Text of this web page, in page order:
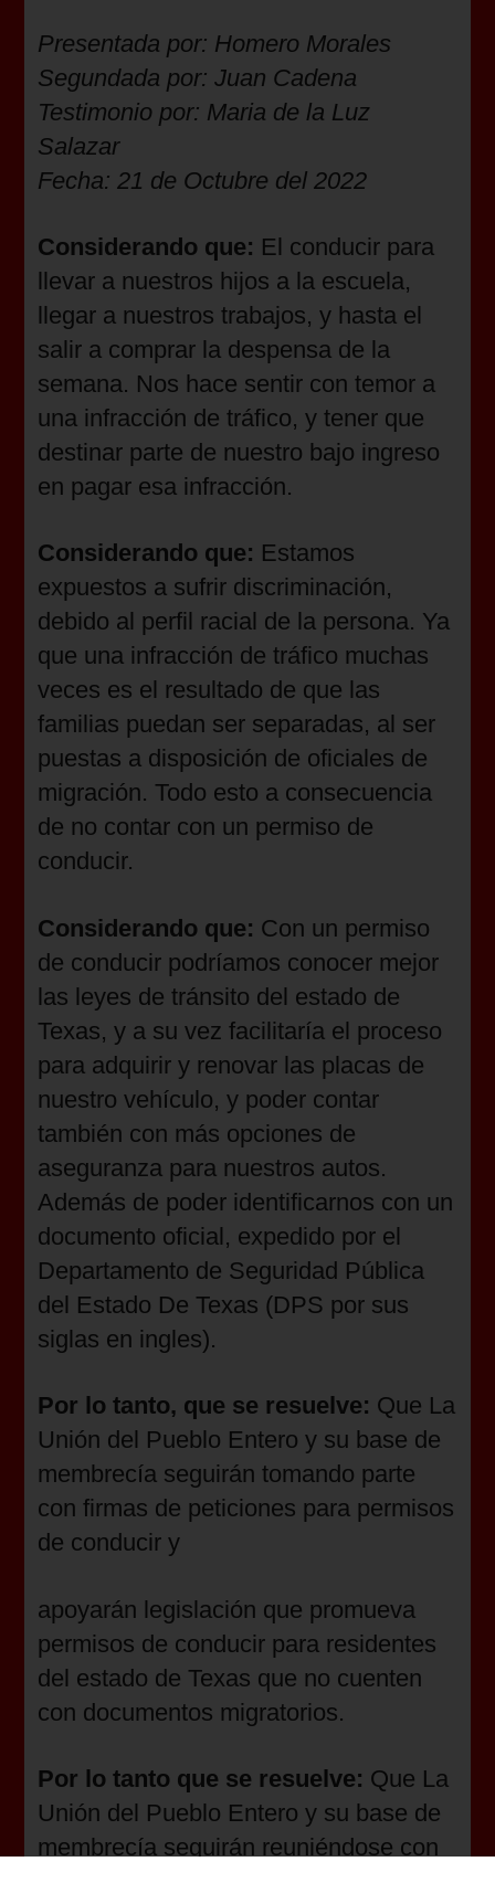
Presentada por: Homero Morales
Segundada por: Juan Cadena
Testimonio por: Maria de la Luz
Salazar
Fecha: 21 de Octubre del 2022
Considerando que: El conducir para
llevar a nuestros hijos a la escuela,
llegar a nuestros trabajos, y hasta el
salir a comprar la despensa de la
semana. Nos hace sentir con temor a
una infracción de tráfico, y tener que
destinar parte de nuestro bajo ingreso
en pagar esa infracción.
Considerando que: Estamos
expuestos a sufrir discriminación,
debido al perfil racial de la persona. Ya
que una infracción de tráfico muchas
veces es el resultado de que las
familias puedan ser separadas, al ser
puestas a disposición de oficiales de
migración. Todo esto a consecuencia
de no contar con un permiso de
conducir.
Considerando que: Con un permiso
de conducir podríamos conocer mejor
las leyes de tránsito del estado de
Texas, y a su vez facilitaría el proceso
para adquirir y renovar las placas de
nuestro vehículo, y poder contar
también con más opciones de
aseguranza para nuestros autos.
Además de poder identificarnos con un
documento oficial, expedido por el
Departamento de Seguridad Pública
del Estado De Texas (DPS por sus
siglas en ingles).
Por lo tanto, que se resuelve: Que La
Unión del Pueblo Entero y su base de
membrecía seguirán tomando parte
con firmas de peticiones para permisos
de conducir y
apoyarán legislación que promueva
permisos de conducir para residentes
del estado de Texas que no cuenten
con documentos migratorios.
Por lo tanto que se resuelve: Que La
Unión del Pueblo Entero y su base de
membrecía seguirán reuniéndose con